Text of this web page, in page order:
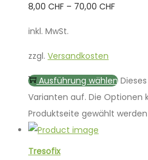
8,00 CHF – 70,00 CHF
inkl. MwSt.
zzgl. Versandkosten
Ausführung wählen
Varianten auf. Die Optionen
Produktseite gewählt werden
Tresofix